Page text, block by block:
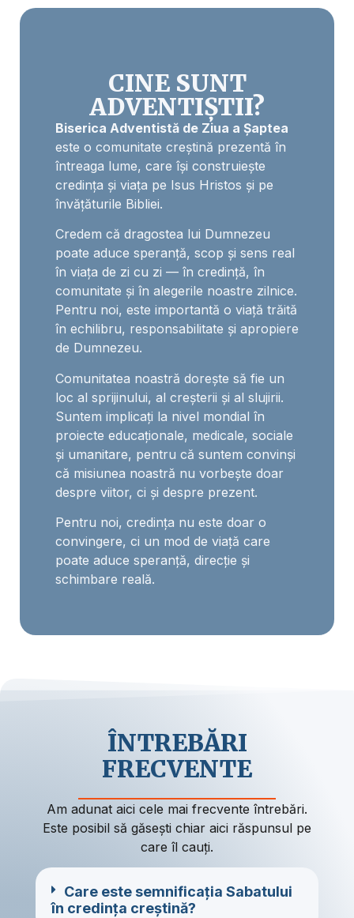
CINE SUNT
ADVENTIȘTII?
Biserica Adventistă de Ziua a Șaptea
este o comunitate creștină prezentă în
întreaga lume, care își construiește
credința și viața pe Isus Hristos și pe
învățăturile Bibliei.
Credem că dragostea lui Dumnezeu
poate aduce speranță, scop și sens real
în viața de zi cu zi — în credință, în
comunitate și în alegerile noastre zilnice.
Pentru noi, este importantă o viață trăită
în echilibru, responsabilitate și apropiere
de Dumnezeu.
Comunitatea noastră dorește să fie un
loc al sprijinului, al creșterii și al slujirii.
Suntem implicați la nivel mondial în
proiecte educaționale, medicale, sociale
și umanitare, pentru că suntem convinși
că misiunea noastră nu vorbește doar
despre viitor, ci și despre prezent.
Pentru noi, credința nu este doar o
convingere, ci un mod de viață care
poate aduce speranță, direcție și
schimbare reală.
ÎNTREBĂRI
FRECVENTE
Am adunat aici cele mai frecvente întrebări.
Este posibil să găsești chiar aici răspunsul pe
care îl cauți.
Care este semnificația Sabatului
în credința creștină?